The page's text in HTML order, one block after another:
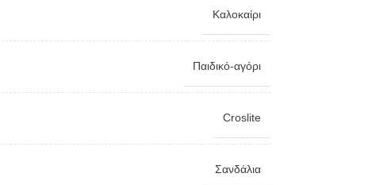
Καλοκαίρι
Παιδικό-αγόρι
Croslite
Σανδάλια